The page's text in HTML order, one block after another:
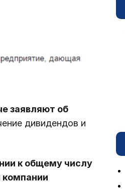
заявляют об
дивидендов и
к общему числу
компании